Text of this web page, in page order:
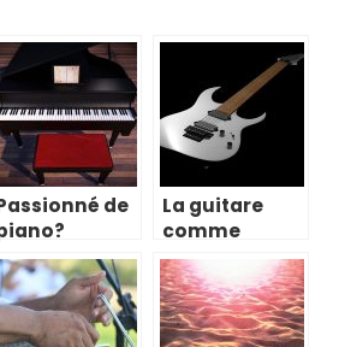
de
vous!
La guitare
comme
premier
instrument?
C’est un très
bon choix